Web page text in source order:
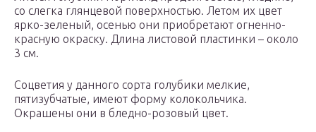
со слегка глянцевой поверхностью. Летом их цвет
ярко-зеленый, осенью они приобретают огненно-
красную окраску. Длина листовой пластинки – около
3 см.
Соцветия у данного сорта голубики мелкие,
пятизубчатые, имеют форму колокольчика.
Окрашены они в бледно-розовый цвет.